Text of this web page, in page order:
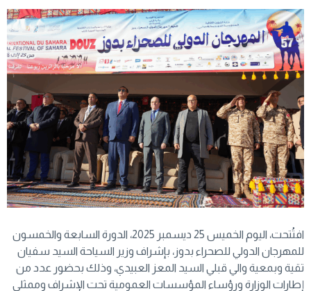
افتُتحت، اليوم الخميس 25 ديسمبر 2025، الدورة السابعة والخمسون
للمهرجان الدولي للصحراء بدوز، بإشراف وزير السياحة السيد سفيان
تقية وبمعية والي قبلي السيد المعز العبيدي، وذلك بحضور عدد من
إطارات الوزارة ورؤساء المؤسسات العمومية تحت الإشراف وممثلي